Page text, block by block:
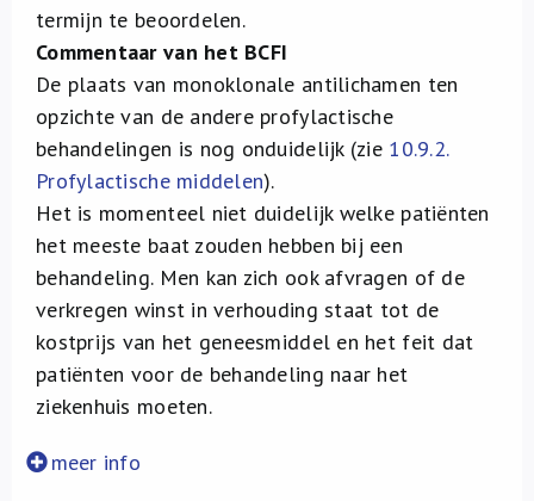
termijn te beoordelen.
Commentaar van het BCFI
De plaats van monoklonale antilichamen ten
opzichte van de andere profylactische
behandelingen is nog onduidelijk (zie 10.9.2.
Profylactische middelen).
Het is momenteel niet duidelijk welke patiënten
het meeste baat zouden hebben bij een
behandeling. Men kan zich ook afvragen of de
verkregen winst in verhouding staat tot de
kostprijs van het geneesmiddel en het feit dat
patiënten voor de behandeling naar het
ziekenhuis moeten.
meer info